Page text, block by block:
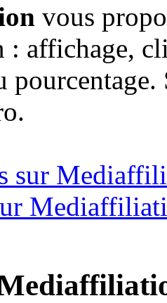
vous
: affichage,
sur